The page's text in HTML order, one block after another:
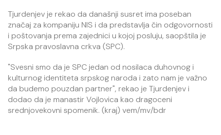
Tjurdenjev je rekao da današnji susret ima poseban
značaj za kompaniju NIS i da predstavlja čin odgovornosti
i poštovanja prema zajednici u kojoj posluju, saopštila je
Srpska pravoslavna crkva (SPC).
"Svesni smo da je SPC jedan od nosilaca duhovnog i
kulturnog identiteta srpskog naroda i zato nam je važno
da budemo pouzdan partner", rekao je Tjurdenjev i
dodao da je manastir Vojlovica kao dragoceni
srednjovekovni spomenik. (kraj) vem/mv/bdr